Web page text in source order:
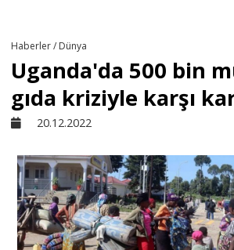
Derkenar
Kültür - Sanat
Ekonomi
Haberler / Dünya
Uganda'da 500 bin
gıda kriziyle karşı
20.12.2022